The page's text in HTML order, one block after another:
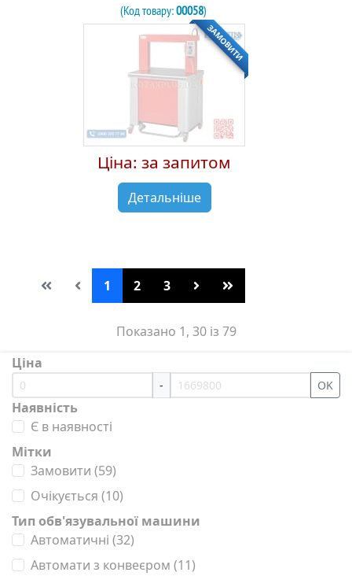
(Код товару:00058)
ЗАМОВИТИ
Ціна: за запитом
Детальніше
1 2 3
Показано 1, 30 із 79
Ціна
- OK
Наявність
Є в наявності
Мітки
Замовити (59)
Очікується (10)
Тип обв'язувальної машини
Автоматичні (32)
Автомати з конвеєром (11)